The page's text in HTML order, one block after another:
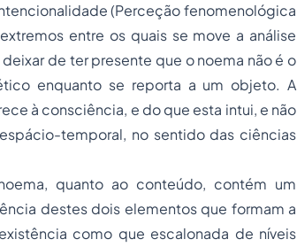
(Perceção fenomenológica
entre os quais se move a análise
de ter presente que o noema não é o
enquanto se reporta a um objeto. A
à consciência, e do que esta intui, e não
temporal, no sentido das ciências
quanto ao conteúdo, contém um
destes dois elementos que formam a
como que escalonada de níveis